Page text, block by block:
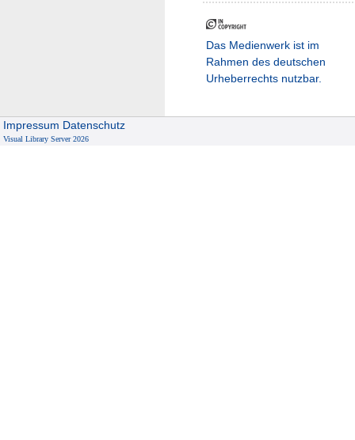
Das Medienwerk ist im
Rahmen des deutschen
Urheberrechts nutzbar.
Impressum Datenschutz
Visual Library Server 2026